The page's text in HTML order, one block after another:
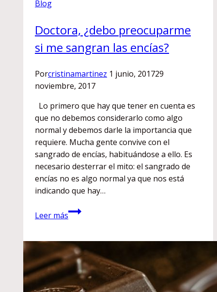
Blog
Doctora, ¿debo preocuparme
si me sangran las encías?
Porcristinamartinez 1 junio, 201729
noviembre, 2017
Lo primero que hay que tener en cuenta es
que no debemos considerarlo como algo
normal y debemos darle la importancia que
requiere. Mucha gente convive con el
sangrado de encías, habituándose a ello. Es
necesario desterrar el mito: el sangrado de
encías no es algo normal ya que nos está
indicando que hay…
Leer másDoctora,
¿debo
si
me
sangran
las